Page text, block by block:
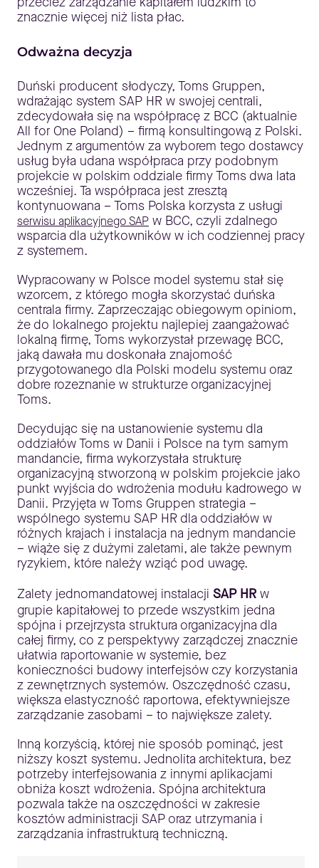
znacznie więcej niż lista płac.
Odważna decyzja
Duński producent słodyczy, Toms Gruppen,
wdrażając system SAP HR w swojej centrali,
zdecydowała się na współpracę z BCC (aktualnie
All for One Poland) – firmą konsultingową z Polski.
Jednym z argumentów za wyborem tego dostawcy
usług była udana współpraca przy podobnym
projekcie w polskim oddziale firmy Toms dwa lata
wcześniej. Ta współpraca jest zresztą
kontynuowana – Toms Polska korzysta z usługi
serwisu aplikacyjnego SAP w BCC, czyli zdalnego
wsparcia dla użytkowników w ich codziennej pracy
z systemem.
Wypracowany w Polsce model systemu stał się
wzorcem, z którego mogła skorzystać duńska
centrala firmy. Zaprzeczając obiegowym opiniom,
że do lokalnego projektu najlepiej zaangażować
lokalną firmę, Toms wykorzystał przewagę BCC,
jaką dawała mu doskonała znajomość
przygotowanego dla Polski modelu systemu oraz
dobre rozeznanie w strukturze organizacyjnej
Toms.
Decydując się na ustanowienie systemu dla
oddziałów Toms w Danii i Polsce na tym samym
mandancie, firma wykorzystała strukturę
organizacyjną stworzoną w polskim projekcie jako
punkt wyjścia do wdrożenia modułu kadrowego w
Danii. Przyjęta w Toms Gruppen strategia –
wspólnego systemu SAP HR dla oddziałów w
różnych krajach i instalacja na jednym mandancie
– wiąże się z dużymi zaletami, ale także pewnym
ryzykiem, które należy wziąć pod uwagę.
Zalety jednomandatowej instalacji SAP HR w
grupie kapitałowej to przede wszystkim jedna
spójna i przejrzysta struktura organizacyjna dla
całej firmy, co z perspektywy zarządczej znacznie
ułatwia raportowanie w systemie, bez
konieczności budowy interfejsów czy korzystania
z zewnętrznych systemów. Oszczędność czasu,
większa elastyczność raportowa, efektywniejsze
zarządzanie zasobami – to największe zalety.
Inną korzyścią, której nie sposób pominąć, jest
niższy koszt systemu. Jednolita architektura, bez
potrzeby interfejsowania z innymi aplikacjami
obniża koszt wdrożenia. Spójna architektura
pozwala także na oszczędności w zakresie
kosztów administracji SAP oraz utrzymania i
zarządzania infrastrukturą techniczną.